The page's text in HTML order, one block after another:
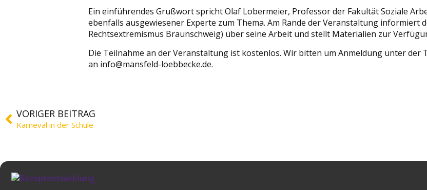
Ein einführendes Grußwort spricht Olaf Lobermeier, Professor der Fakultät Soziale
ebenfalls ausgewiesener Experte zum Thema. Am Rande der Veranstaltung informiert
Rechtsextremismus Braunschweig) über seine Arbeit und stellt Materialien zur
Die Teilnahme an der Veranstaltung ist kostenlos. Wir bitten um Anmeldung unter der
an info@mansfeld-loebbecke.de.
VORIGER BEITRAG
Karneval in der Schule